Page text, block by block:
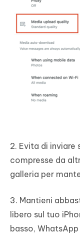
2. Evita di inviare
compresse da
galleria per
3. Mantieni
libero sul tuo
basso,